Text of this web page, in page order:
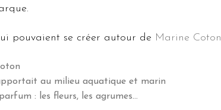
pouvaient se créer autour de Marine Coton
au milieu aquatique et marin
: les fleurs, les agrumes…